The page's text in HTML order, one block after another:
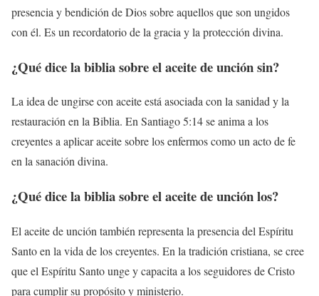
presencia y bendición de Dios sobre aquellos que son ungidos
con él. Es un recordatorio de la gracia y la protección divina.
¿Qué dice la biblia sobre el aceite de unción sin?
La idea de ungirse con aceite está asociada con la sanidad y la
restauración en la Biblia. En Santiago 5:14 se anima a los
creyentes a aplicar aceite sobre los enfermos como un acto de fe
en la sanación divina.
¿Qué dice la biblia sobre el aceite de unción los?
El aceite de unción también representa la presencia del Espíritu
Santo en la vida de los creyentes. En la tradición cristiana, se cree
que el Espíritu Santo unge y capacita a los seguidores de Cristo
para cumplir su propósito y ministerio.